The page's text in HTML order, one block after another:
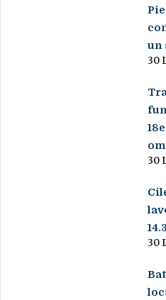
un
30
30
30